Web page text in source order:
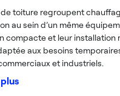
de toiture regroupent
au sein d’un même
compacte et leur installation
aux besoins
et industriels.